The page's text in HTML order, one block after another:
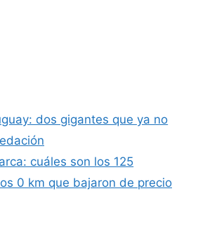
dos gigantes que ya no
cuáles son los 125
0 km que bajaron de precio